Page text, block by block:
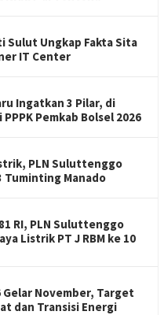
Sulut Ungkap Fakta Sita
IT Center
Ingatkan 3 Pilar, di
Pemkab Bolsel 2026
PLN Suluttenggo
Tuminting Manado
RI, PLN Suluttenggo
Listrik PT J RBM ke 10
Gelar November, Target
dan Transisi Energi